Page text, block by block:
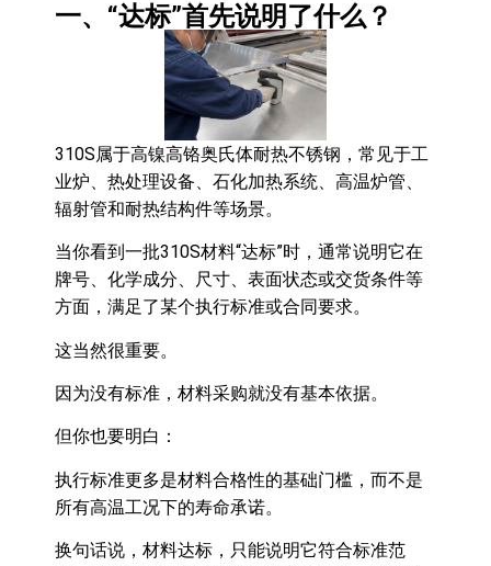
一、“达标”首先说明了什么？
310S属于高镍高铬奥氏体耐热不锈钢，常见于工
业炉、热处理设备、石化加热系统、高温炉管、
辐射管和耐热结构件等场景。
当你看到一批310S材料“达标”时，通常说明它在
牌号、化学成分、尺寸、表面状态或交货条件等
方面，满足了某个执行标准或合同要求。
这当然很重要。
因为没有标准，材料采购就没有基本依据。
但你也要明白：
执行标准更多是材料合格性的基础门槛，而不是
所有高温工况下的寿命承诺。
换句话说，材料达标，只能说明它符合标准范